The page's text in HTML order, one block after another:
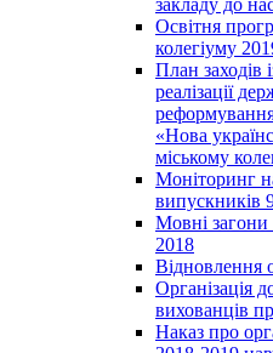
закладу до
Освітня
колегіуму
План заходів
реалізації
реформування
«Нова
міському
Моніторинг
випускників
Мовні загони
2018
Відновлення
Організація
вихованців
Наказ про